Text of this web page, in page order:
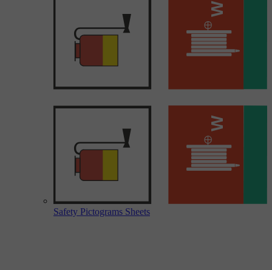
Safety Pictograms Sheets